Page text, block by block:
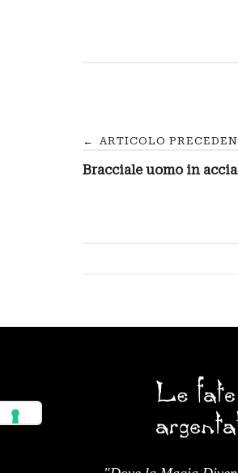
Navigazione
articoli
← ARTICOLO
Bracciale uomo in